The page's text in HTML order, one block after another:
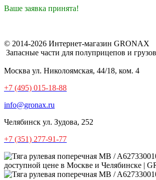
Ваше заявка принята!
© 2014-2026 Интернет-магазин GRONAX
Запасные части для полуприцепов и
Москва ул. Николоямская, 44/18, ком. 4
+7 (495) 015-18-88
info@gronax.ru
Челябинск ул. Зудова, 252
+7 (351) 277-91-77